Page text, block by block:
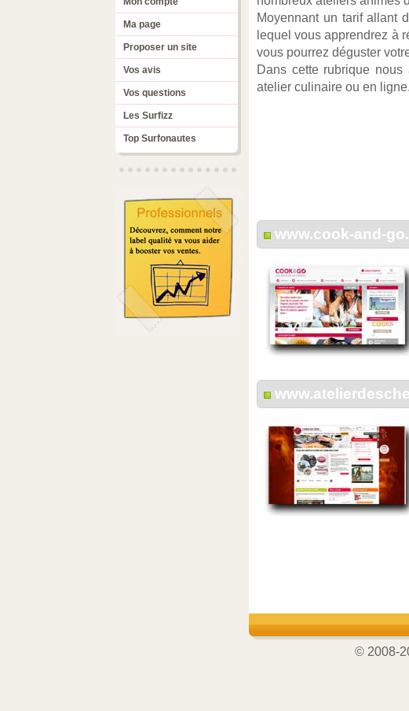
Ma page
Proposer un site
Vos avis
Vos questions
Les Surfizz
Top Surfonautes
Moyennant un tarif allant
lequel vous apprendrez à
vous pourrez déguster
Dans cette rubrique
atelier culinaire ou en
www.cook-and-
© 2008-